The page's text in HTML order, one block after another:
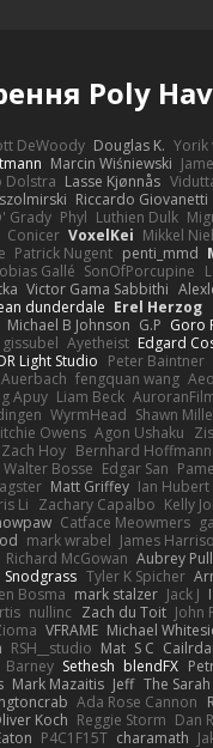
Poly
DeWoody Douglas K. Yorik
Marcin Wiśniewski
Dolstra Lasse Kjønnås
Riccardo Giovanetti
Grady Phyl Luthien Dulk
Conicer VoxelKei Mikkel
Patrick Nugent penti_mmd
Gallé SonOfPorcupine
Victor Gama Sabbithi
dunderdale Erel Herzog
Michael B Johnson G.P Goro
Ayetheist Edgard
Light Studio Peter Baintner
fengquan wang
Apuy Liam Beck
WyrmHead Shawn
Owens Agon Ushaku
Zach Hoy Bernhard Hoffmann
Walter Bosse Edgar San
Matt Griffey Ian Hubert
Li Zachary Capalbo Kelly
Catface Meowmers
mark wrabel James
Richard McGowan Aubrey
Tyler K Spicher
Bosma mark stalzer Jack J
nullinc Zach du Toit John
VFRAME Michael
RSH__studio Mat S C
Barney Sethesh blendFX
Mark Mazaitis Jeff The
Ada Rose Cannon
Koch Reggie Storm Dan
P4C1F15T charamath